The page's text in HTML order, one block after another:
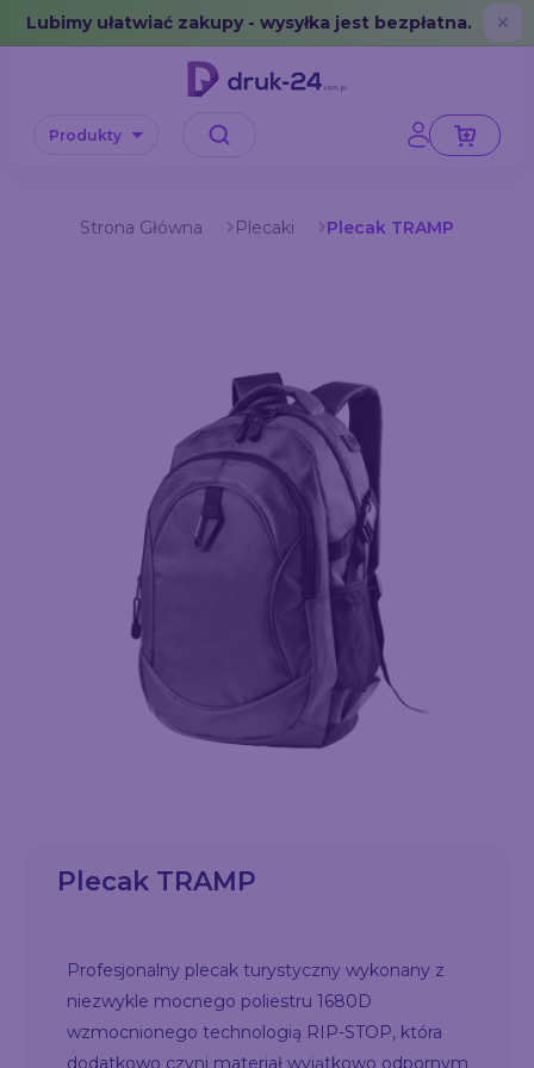
Error: No data in cache or invalid format
Lubimy ułatwiać zakupy - wysyłka jest bezpłatna. ✕
Produkty
Strona Główna Plecaki Plecak TRAMP
Plecak TRAMP
Profesjonalny plecak turystyczny wykonany z
niezwykle mocnego poliestru 1680D
wzmocnionego technologią RIP-STOP, która
dodatkowo czyni materiał wyjątkowo odpornym